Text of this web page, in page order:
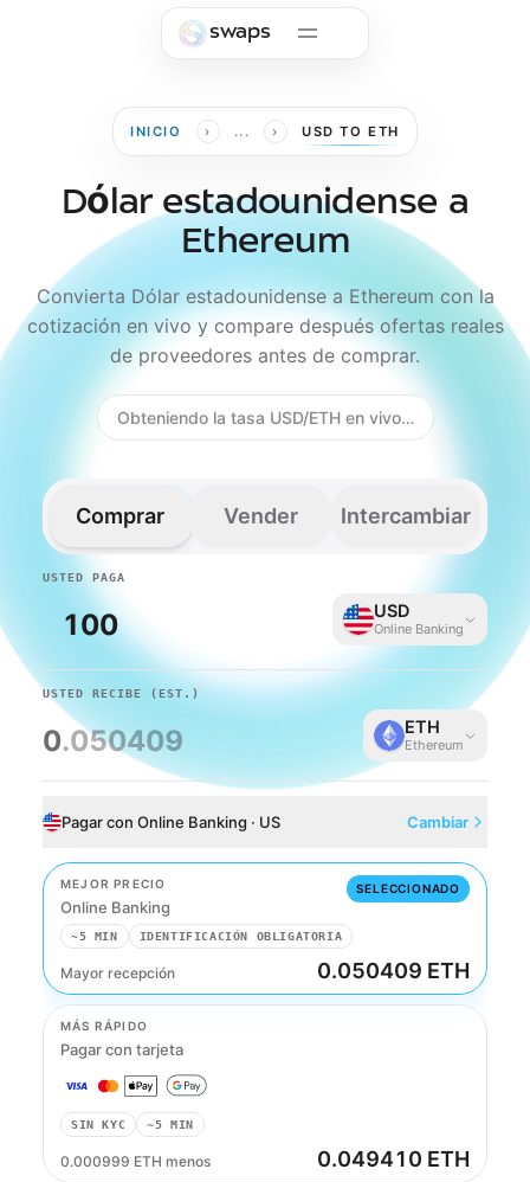
swaps
INICIO › ... › USD TO ETH
Dólar estadounidense a
Ethereum
Convierta Dólar estadounidense a Ethereum con la
cotización en vivo y compare después ofertas reales
de proveedores antes de comprar.
Obteniendo la tasa USD/ETH en vivo…
Comprar Vender Intercambiar
USTED PAGA
USD
Online Banking
USTED RECIBE (EST.)
0.050409 ETH
Ethereum
Pagar con Online Banking · US Cambiar
MEJOR PRECIO
Online Banking
SELECCIONADO
~5 MIN IDENTIFICACIÓN OBLIGATORIA
Mayor recepción 0.050409 ETH
Online Banking
MÁS RÁPIDO
Pagar con tarjeta
SIN KYC ~5 MIN
0.000999 ETH menos 0.049410 ETH